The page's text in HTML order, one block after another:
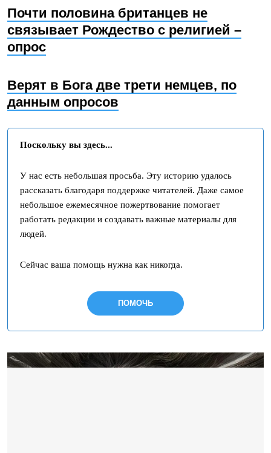
Почти половина британцев не
связывает Рождество с религией –
опрос
Верят в Бога две трети немцев, по
данным опросов
Поскольку вы здесь...
У нас есть небольшая просьба. Эту историю удалось
рассказать благодаря поддержке читателей. Даже самое
небольшое ежемесячное пожертвование помогает
работать редакции и создавать важные материалы для
людей.
Сейчас ваша помощь нужна как никогда.
ПОМОЧЬ